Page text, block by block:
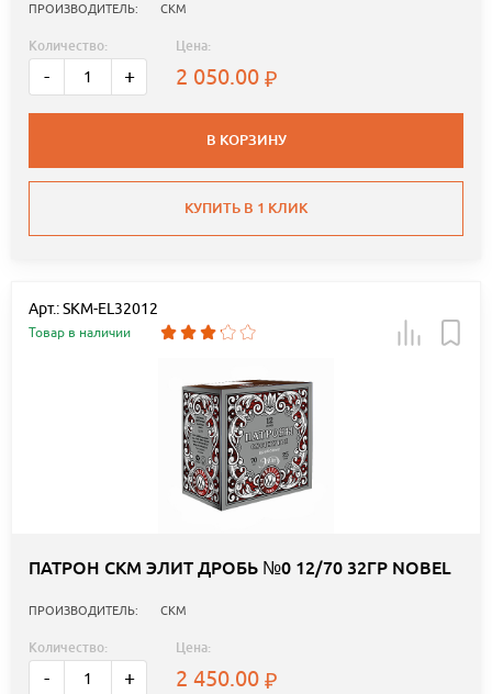
ПРОИЗВОДИТЕЛЬ: СКМ
Количество:
- +
Цена:
2 050.00
В КОРЗИНУ
КУПИТЬ В 1 КЛИК
Арт.: SKM-EL32012
Товар в наличии
ПАТРОН СКМ ЭЛИТ ДРОБЬ №0 12/70 32ГР NOBEL
ПРОИЗВОДИТЕЛЬ: СКМ
Количество:
- +
Цена:
2 450.00